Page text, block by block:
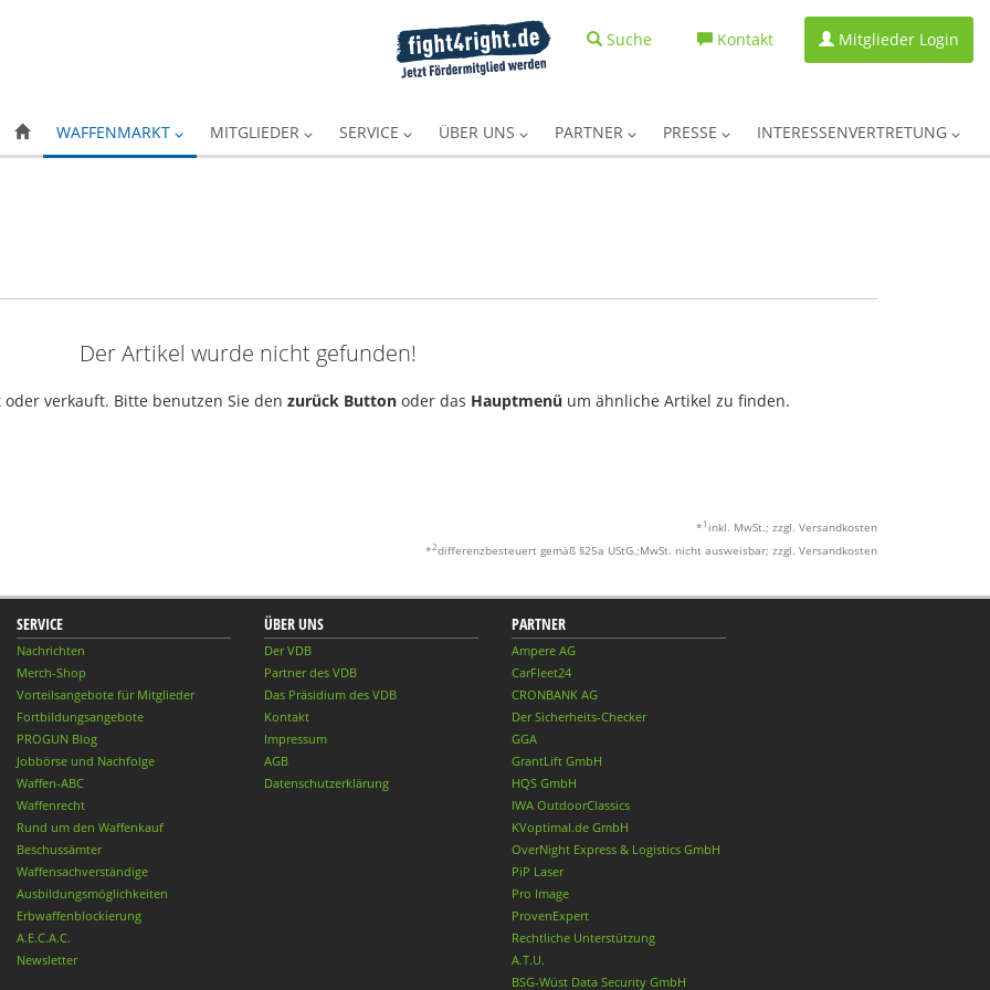
Suche Kontakt Mitglieder Login
WAFFENMARKT MITGLIEDER SERVICE ÜBER UNS PARTNER PRESSE INTERESSENVERTRETUNG
Der Artikel wurde nicht gefunden!
verkauft. Bitte benutzen Sie den zurück Button oder das Hauptmenü um ähnliche Artikel zu finden.
* 1 inkl. MwSt.; zzgl. Versandkosten
*2differenzbesteuert gemäß §25a UStG.;MwSt. nicht ausweisbar; zzgl. Versandkosten
SERVICE
Nachrichten
Merch-Shop
Vorteilsangebote für Mitglieder
Fortbildungsangebote
PROGUN Blog
Jobbörse und Nachfolge
Waffen-ABC
Waffenrecht
Rund um den Waffenkauf
Beschussämter
Waffensachverständige
Ausbildungsmöglichkeiten
Erbwaffenblockierung
A.E.C.A.C.
Newsletter
ÜBER UNS
Der VDB
Partner des VDB
Das Präsidium des VDB
Kontakt
Impressum
AGB
Datenschutzerklärung
PARTNER
Ampere AG
CarFleet24
CRONBANK AG
Der Sicherheits-Checker
GGA
GrantLift GmbH
HQS GmbH
IWA OutdoorClassics
KVoptimal.de GmbH
OverNight Express & Logistics GmbH
PiP Laser
Pro Image
ProvenExpert
Rechtliche Unterstützung
A.T.U.
BSG-Wüst Data Security GmbH